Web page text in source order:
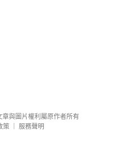
章與圖片權利屬原作者所有
策
服務聲明